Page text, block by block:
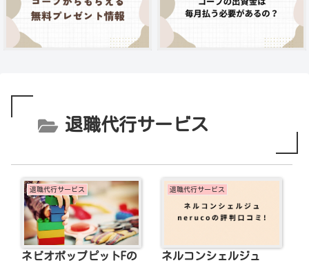
退職代行サービス
退職代行サービス
ネビオポップピットFの
退職代行サービス
ネルコンシェルジュ